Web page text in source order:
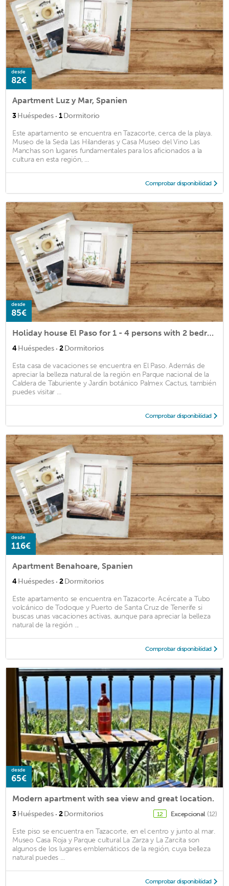
desde
82€
Apartment Luz y Mar, Spanien
3Huéspedes · 1Dormitorio
Este apartamento se encuentra en Tazacorte, cerca de la playa.
Museo de la Seda Las Hilanderas y Casa Museo del Vino Las
Manchas son lugares fundamentales para los aficionados a la
cultura en esta región, ...
Comprobar disponibilidad
desde
85€
Holiday house El Paso for 1 - 4 persons with 2 bedrooms - Twin house
4Huéspedes · 2Dormitorios
Esta casa de vacaciones se encuentra en El Paso. Además de
apreciar la belleza natural de la región en Parque nacional de la
Caldera de Taburiente y Jardín botánico Palmex Cactus, también
puedes visitar ...
Comprobar disponibilidad
desde
116€
Apartment Benahoare, Spanien
4Huéspedes · 2Dormitorios
Este apartamento se encuentra en Tazacorte. Acércate a Tubo
volcánico de Todoque y Puerto de Santa Cruz de Tenerife si
buscas unas vacaciones activas, aunque para apreciar la belleza
natural de la región ...
Comprobar disponibilidad
desde
65€
Modern apartment with sea view and great location.
3Huéspedes · 2Dormitorios 12 Excepcional (12)
Este piso se encuentra en Tazacorte, en el centro y junto al mar.
Museo Casa Roja y Parque cultural La Zarza y La Zarcita son
algunos de los lugares emblemáticos de la región, cuya belleza
natural puedes ...
Comprobar disponibilidad